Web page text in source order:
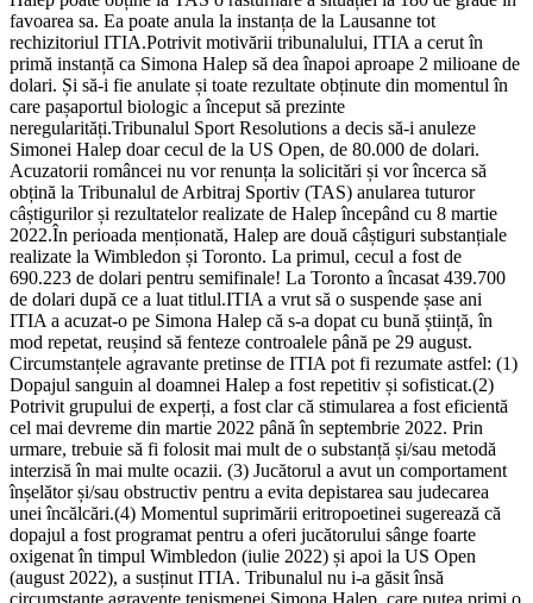
favoarea sa. Ea poate anula la instanța de la Lausanne tot
rechizitoriul ITIA.Potrivit motivării tribunalului, ITIA a cerut în
primă instanță ca Simona Halep să dea înapoi aproape 2 milioane de
dolari. Și să-i fie anulate și toate rezultate obținute din momentul în
care pașaportul biologic a început să prezinte
neregularități.Tribunalul Sport Resolutions a decis să-i anuleze
Simonei Halep doar cecul de la US Open, de 80.000 de dolari.
Acuzatorii româncei nu vor renunța la solicitări și vor încerca să
obțină la Tribunalul de Arbitraj Sportiv (TAS) anularea tuturor
câștigurilor și rezultatelor realizate de Halep începând cu 8 martie
2022.În perioada menționată, Halep are două câștiguri substanțiale
realizate la Wimbledon și Toronto. La primul, cecul a fost de
690.223 de dolari pentru semifinale! La Toronto a încasat 439.700
de dolari după ce a luat titlul.ITIA a vrut să o suspende șase ani
ITIA a acuzat-o pe Simona Halep că s-a dopat cu bună știință, în
mod repetat, reușind să fenteze controalele până pe 29 august.
Circumstanțele agravante pretinse de ITIA pot fi rezumate astfel: (1)
Dopajul sanguin al doamnei Halep a fost repetitiv și sofisticat.(2)
Potrivit grupului de experți, a fost clar că stimularea a fost eficientă
cel mai devreme din martie 2022 până în septembrie 2022. Prin
urmare, trebuie să fi folosit mai mult de o substanță și/sau metodă
interzisă în mai multe ocazii. (3) Jucătorul a avut un comportament
înșelător și/sau obstructiv pentru a evita depistarea sau judecarea
unei încălcări.(4) Momentul suprimării eritropoetinei sugerează că
dopajul a fost programat pentru a oferi jucătorului sânge foarte
oxigenat în timpul Wimbledon (iulie 2022) și apoi la US Open
(august 2022), a susținut ITIA. Tribunalul nu i-a găsit însă
circumstanțe agravente tenismenei Simona Halep, care putea primi o